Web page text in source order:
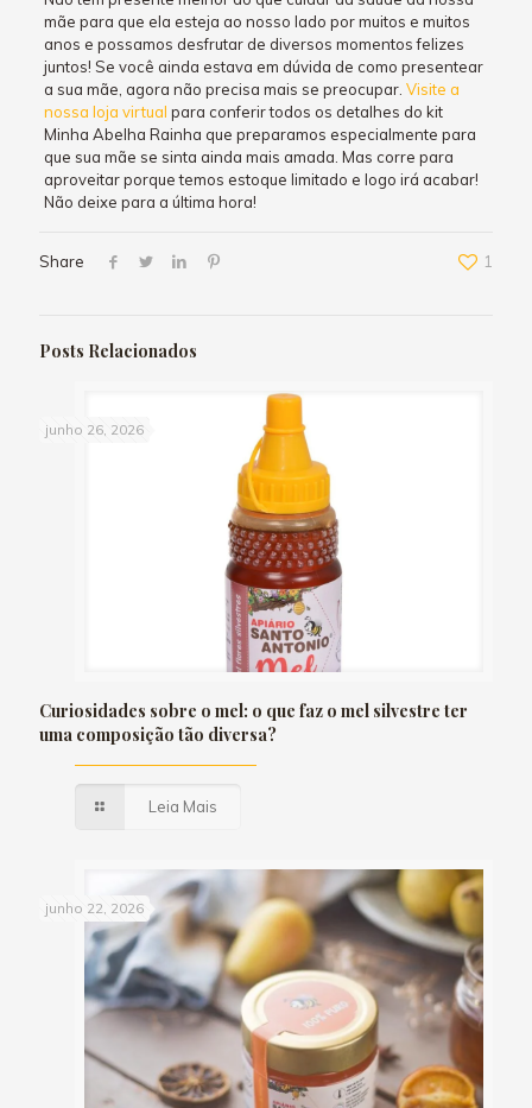
mãe para que ela esteja ao nosso lado por muitos e muitos
anos e possamos desfrutar de diversos momentos felizes
juntos! Se você ainda estava em dúvida de como presentear
a sua mãe, agora não precisa mais se preocupar. Visite a
nossa loja virtual para conferir todos os detalhes do kit
Minha Abelha Rainha que preparamos especialmente para
que sua mãe se sinta ainda mais amada. Mas corre para
aproveitar porque temos estoque limitado e logo irá acabar!
Não deixe para a última hora!
Share 1
Posts Relacionados
junho 26, 2026
Curiosidades sobre o mel: o que faz o mel silvestre ter
uma composição tão diversa?
Leia Mais
junho 22, 2026